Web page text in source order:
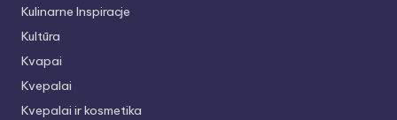
Kulinarne Inspiracje
Kultūra
Kvapai
Kvepalai
Kvepalai ir kosmetika